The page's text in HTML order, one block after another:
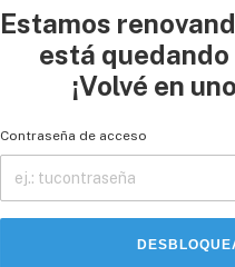
Estamos
está
¡Volvé en
Contraseña de acceso